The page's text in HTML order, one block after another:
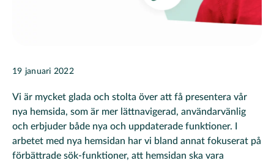
19 januari 2022
Vi är mycket glada och stolta över att få presentera vår
nya hemsida, som är mer lättnavigerad, användarvänlig
och erbjuder både nya och uppdaterade funktioner. I
arbetet med nya hemsidan har vi bland annat fokuserat på
förbättrade sök-funktioner, att hemsidan ska vara